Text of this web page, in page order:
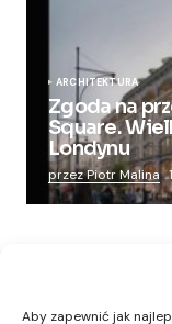
Aby zapewnić jak
ARCHITEKTURA
Zgoda na
Square.
Londynu
przez Piotr Malina